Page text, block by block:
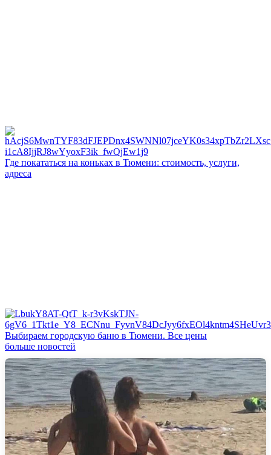
Где покататься на коньках в Тюмени: стоимость, услуги,
адреса
Выбираем городскую баню в Тюмени. Все цены
больше новостей